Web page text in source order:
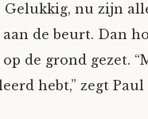
Gelukkig, nu zijn
de beurt. Dan
de grond gezet.
hebt,” zegt